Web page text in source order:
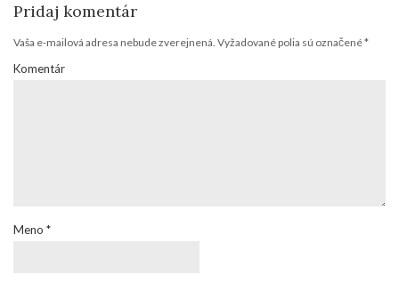
Pridaj komentár
Vaša e-mailová adresa nebude zverejnená. Vyžadované polia sú označené*
Komentár
Meno *